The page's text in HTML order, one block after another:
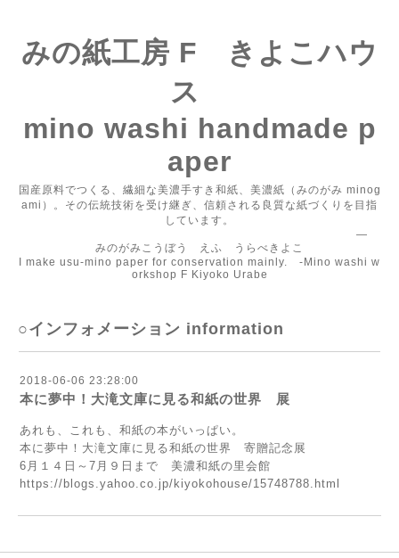
みの紙工房 F きよこハウ
ス
mino washi handmade p
aper
国産原料でつくる、繊細な美濃手すき和紙、美濃紙（みのがみ minog
ami）。その伝統技術を受け継ぎ、信頼される良質な紙づくりを目指
しています。
―
みのがみこうぼう えふ うらべきよこ
I make usu-mino paper for conservation mainly. -Mino washi w
orkshop F Kiyoko Urabe
○インフォメーション information
2018-06-06 23:28:00
本に夢中！大滝文庫に見る和紙の世界 展
あれも、これも、和紙の本がいっぱい。
本に夢中！大滝文庫に見る和紙の世界 寄贈記念展
6月１４日～7月９日まで 美濃和紙の里会館
https://blogs.yahoo.co.jp/kiyokohouse/15748788.html